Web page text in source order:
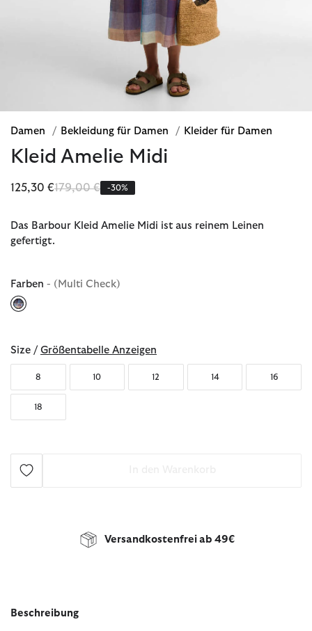
Damen / Bekleidung für Damen / Kleider für Damen
Kleid Amelie Midi
125,30 €Reduziert von
179,00 €bis-30%
Das Barbour Kleid Amelie Midi ist aus reinem Leinen
gefertigt.
Farben - (Multi Check)
Size / Größentabelle Anzeigen
8 10 12 14 16
18
Versandkostenfrei ab 49€
Beschreibung